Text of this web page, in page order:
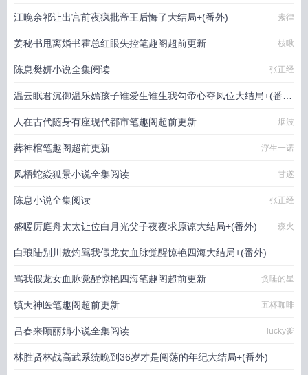
江晚余祁让出宫前夜疯批帝王后悔了大结局+(番外) 素律
姜秘书甩离婚书霍总红眼失控笔趣阁超前更新 枝啾
陈息樊妍小说全集阅读 张正经
温云眠君沉御温乐嫣孩子谁爱生谁生我勾帝心夺凤位大结局+(番
外) 爱吃石榴
人在古代随身有座现代都市笔趣阁超前更新 烟波
葬神棺笔趣阁超前更新 浮生一诺
凤梧蛇焱狐景小说全集阅读 甘遂
陈息小说全集阅读 张正经
盛暖厉庭舟太太让位白月光父子夜夜求原谅大结局+(番外) 森火
白琅陆别川敖灼骂我假龙女血脉觉醒惊艳四海大结局+(番外)
贪睡的星
骂我假龙女血脉觉醒惊艳四海笔趣阁超前更新 贪睡的星
镇天神医笔趣阁超前更新 五杯咖啡
吕春来顾丽娟小说全集阅读 lucky爹
林胜贤林战高武系统晚到36岁才是闯荡的年纪大结局+(番外)